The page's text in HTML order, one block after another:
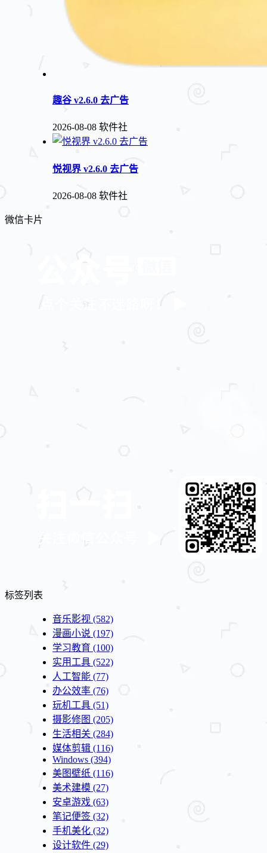
趣谷 v2.6.0 去广告
2026-08-08 软件社
悦视界 v2.6.0 去广告
2026-08-08 软件社
微信卡片
标签列表
音乐影视 (582)
漫画小说 (197)
学习教育 (100)
实用工具 (522)
人工智能 (77)
办公效率 (76)
玩机工具 (51)
摄影修图 (205)
生活相关 (284)
媒体剪辑 (116)
Windows (394)
美图壁纸 (116)
美术建模 (27)
安卓游戏 (63)
笔记便签 (32)
手机美化 (32)
设计软件 (29)